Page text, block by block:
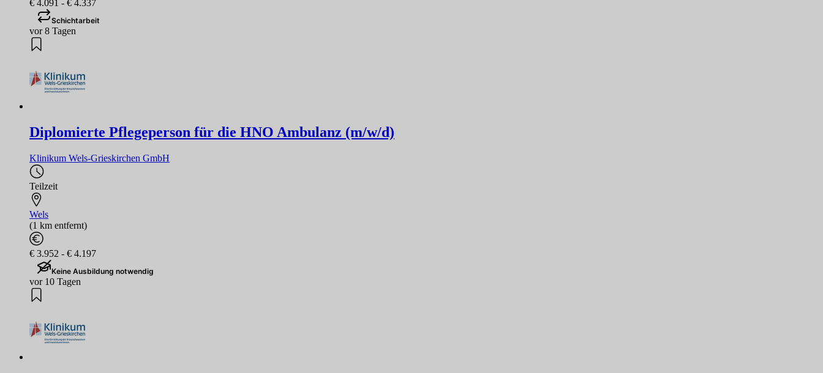
€ 4.091 - € 4.337
Schichtarbeit
vor 8 Tagen
Diplomierte Pflegeperson für die HNO Ambulanz (m/w/d)
Klinikum Wels-Grieskirchen GmbH
Teilzeit
Wels
(1 km entfernt)
€ 3.952 - € 4.197
Keine Ausbildung notwendig
vor 10 Tagen